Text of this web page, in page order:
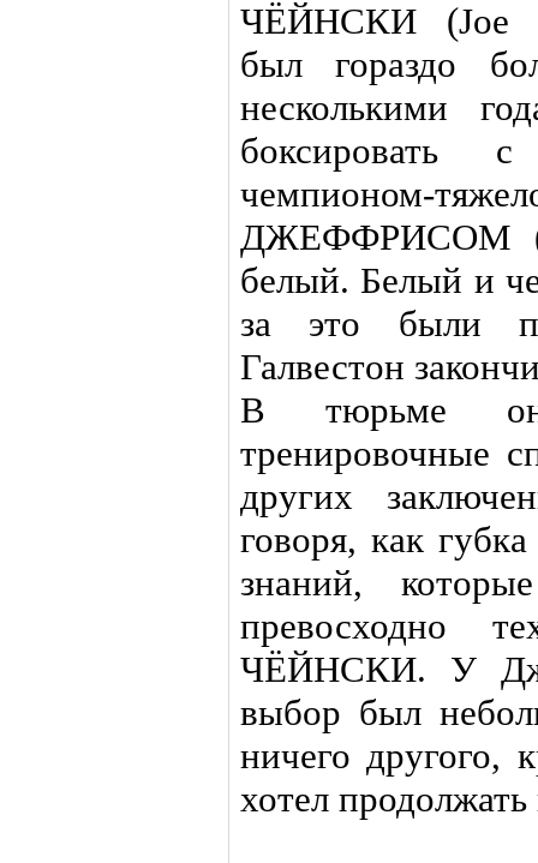
ЧЁЙНСКИ (Joe
был гораздо
несколькими
боксировать
чемпионом-
ДЖЕФФРИСОМ
белый. Белый и
за это были
Галвестон
В тюрьме
тренировочные
других
говоря, как
знаний,
превосходно
ЧЁЙНСКИ. У
выбор был
ничего другого,
хотел